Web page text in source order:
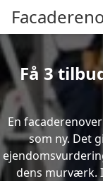
Få 3
En
som ny. Det
dens murværk.